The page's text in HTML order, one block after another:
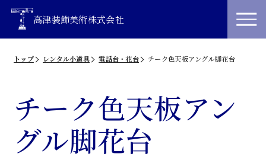
高津装飾美術株式会社
トップ レンタル小道具 電話台・花台 チーク色天板アングル脚花台
チーク色天板アン
グル脚花台